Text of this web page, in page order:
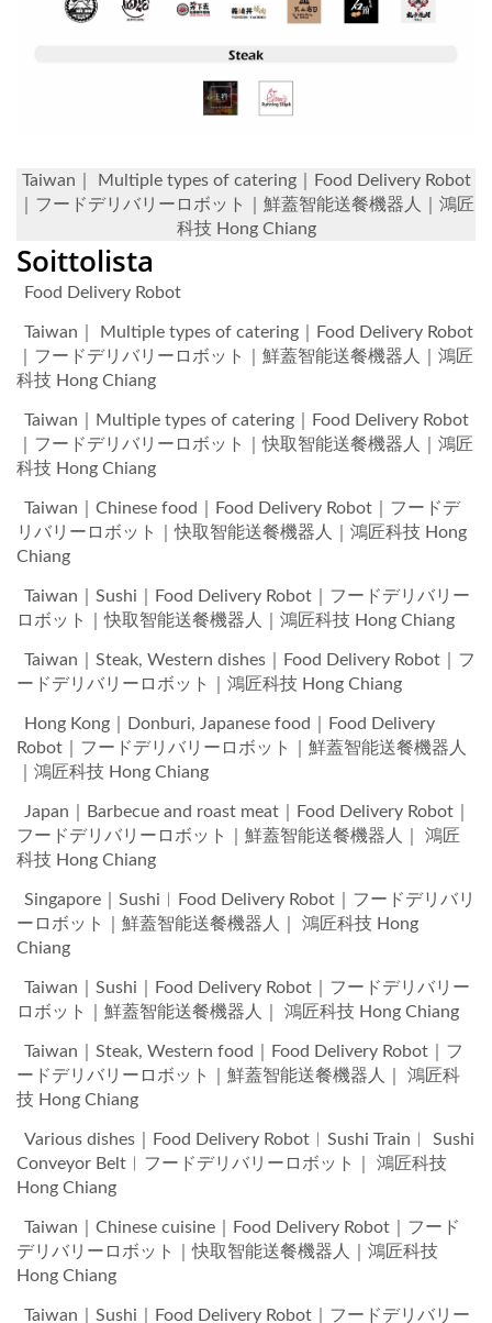
Taiwan｜ Multiple types of catering｜Food Delivery Robot
｜フードデリバリーロボット｜鮮蓋智能送餐機器人｜鴻匠
科技 Hong Chiang
Soittolista
Food Delivery Robot
Taiwan｜ Multiple types of catering｜Food Delivery Robot
｜フードデリバリーロボット｜鮮蓋智能送餐機器人｜鴻匠
科技 Hong Chiang
Taiwan｜Multiple types of catering｜Food Delivery Robot
｜フードデリバリーロボット｜快取智能送餐機器人｜鴻匠
科技 Hong Chiang
Taiwan｜Chinese food｜Food Delivery Robot｜フードデ
リバリーロボット｜快取智能送餐機器人｜鴻匠科技 Hong
Chiang
Taiwan｜Sushi｜Food Delivery Robot｜フードデリバリー
ロボット｜快取智能送餐機器人｜鴻匠科技 Hong Chiang
Taiwan｜Steak, Western dishes｜Food Delivery Robot｜フ
ードデリバリーロボット｜鴻匠科技 Hong Chiang
Hong Kong｜Donburi, Japanese food｜Food Delivery
Robot｜フードデリバリーロボット｜鮮蓋智能送餐機器人
｜鴻匠科技 Hong Chiang
Japan｜Barbecue and roast meat｜Food Delivery Robot｜
フードデリバリーロボット｜鮮蓋智能送餐機器人｜ 鴻匠
科技 Hong Chiang
Singapore｜Sushi︱Food Delivery Robot｜フードデリバリ
ーロボット｜鮮蓋智能送餐機器人｜ 鴻匠科技 Hong
Chiang
Taiwan｜Sushi｜Food Delivery Robot｜フードデリバリー
ロボット｜鮮蓋智能送餐機器人｜ 鴻匠科技 Hong Chiang
Taiwan｜Steak, Western food｜Food Delivery Robot｜フ
ードデリバリーロボット｜鮮蓋智能送餐機器人｜ 鴻匠科
技 Hong Chiang
Various dishes｜Food Delivery Robot︱Sushi Train︱ Sushi
Conveyor Belt︱フードデリバリーロボット｜ 鴻匠科技
Hong Chiang
Taiwan｜Chinese cuisine｜Food Delivery Robot｜フード
デリバリーロボット｜快取智能送餐機器人｜鴻匠科技
Hong Chiang
Taiwan｜Sushi｜Food Delivery Robot｜フードデリバリー